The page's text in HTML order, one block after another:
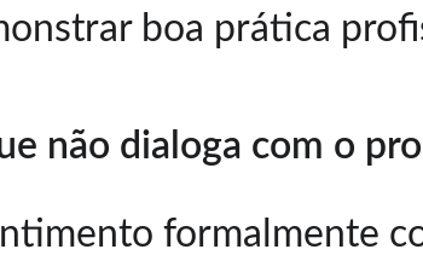
boa prática
não dialoga com o
formalmente